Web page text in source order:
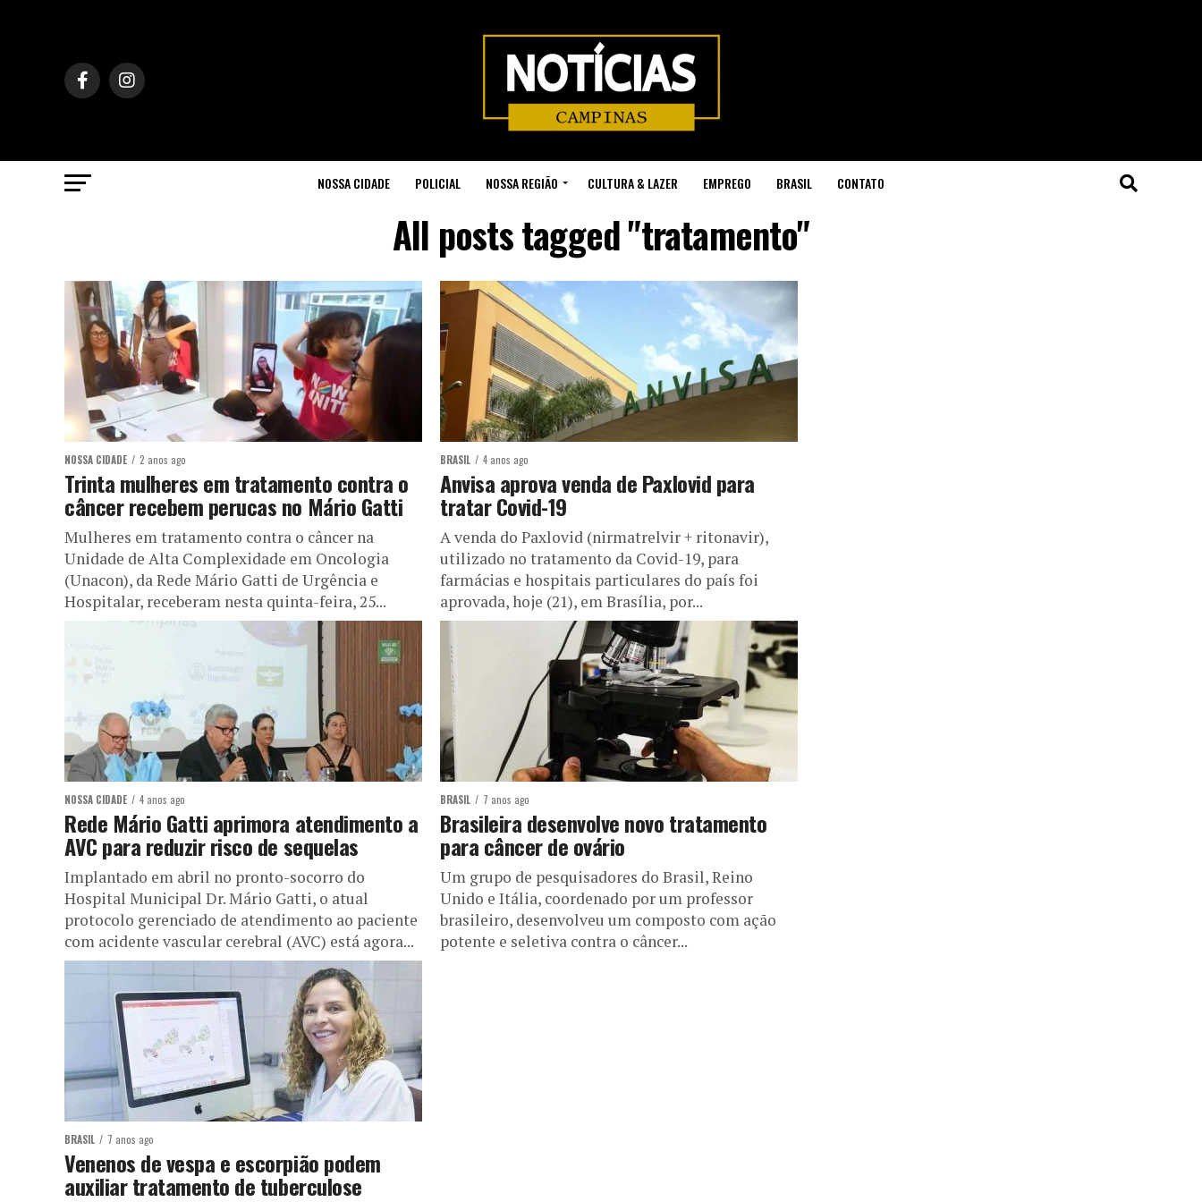
NOSSA CIDADE POLICIAL NOSSA REGIÃO CULTURA & LAZER EMPREGO BRASIL CONTATO
All posts tagged "tratamento"
NOSSA CIDADE 2 anos ago
Trinta mulheres em tratamento contra o
câncer recebem perucas no Mário Gatti
Mulheres em tratamento contra o câncer na
Unidade de Alta Complexidade em Oncologia
(Unacon), da Rede Mário Gatti de Urgência e
Hospitalar, receberam nesta quinta-feira, 25...
BRASIL 4 anos ago
Anvisa aprova venda de Paxlovid para
tratar Covid-19
A venda do Paxlovid (nirmatrelvir + ritonavir),
utilizado no tratamento da Covid-19, para
farmácias e hospitais particulares do país foi
aprovada, hoje (21), em Brasília, por...
NOSSA CIDADE 4 anos ago
Rede Mário Gatti aprimora atendimento a
AVC para reduzir risco de sequelas
Implantado em abril no pronto-socorro do
Hospital Municipal Dr. Mário Gatti, o atual
protocolo gerenciado de atendimento ao paciente
com acidente vascular cerebral (AVC) está agora...
BRASIL 7 anos ago
Brasileira desenvolve novo tratamento
para câncer de ovário
Um grupo de pesquisadores do Brasil, Reino
Unido e Itália, coordenado por um professor
brasileiro, desenvolveu um composto com ação
potente e seletiva contra o câncer...
BRASIL 7 anos ago
Venenos de vespa e escorpião podem
auxiliar tratamento de tuberculose